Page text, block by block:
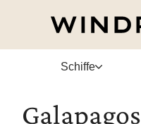
Schiffe